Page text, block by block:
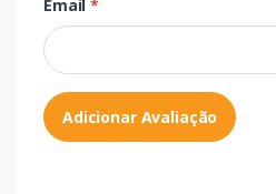
Email*
Adicionar Avaliação